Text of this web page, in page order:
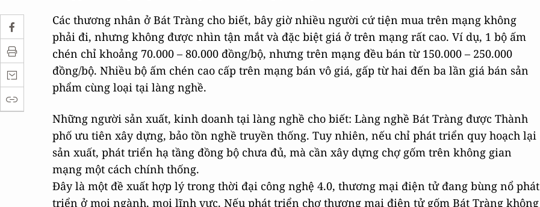
Các thương nhân ở Bát Tràng cho biết, bây giờ nhiều người cứ tiện mua trên mạng không
phải đi, nhưng không được nhìn tận mắt và đặc biệt giá ở trên mạng rất cao. Ví dụ, 1 bộ ấm
chén chỉ khoảng 70.000 – 80.000 đồng/bộ, nhưng trên mạng đều bán từ 150.000 – 250.000
đồng/bộ. Nhiều bộ ấm chén cao cấp trên mạng bán vô giá, gấp từ hai đến ba lần giá bán sản
phẩm cùng loại tại làng nghề.
Những người sản xuất, kinh doanh tại làng nghề cho biết: Làng nghề Bát Tràng được Thành
phố ưu tiên xây dựng, bảo tồn nghề truyền thống. Tuy nhiên, nếu chỉ phát triển quy hoạch lại
sản xuất, phát triển hạ tầng đồng bộ chưa đủ, mà cần xây dựng chợ gốm trên không gian
mạng một cách chính thống.
Đây là một đề xuất hợp lý trong thời đại công nghệ 4.0, thương mại điện tử đang bùng nổ phát
triển ở mọi ngành, mọi lĩnh vực. Nếu phát triển chợ thương mại điện tử gốm Bát Tràng không